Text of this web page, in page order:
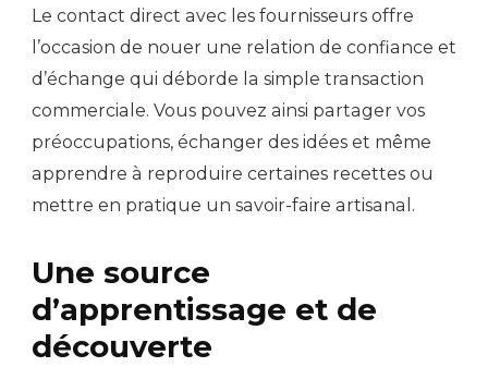
Le contact direct avec les fournisseurs offre
l’occasion de nouer une relation de confiance et
d’échange qui déborde la simple transaction
commerciale. Vous pouvez ainsi partager vos
préoccupations, échanger des idées et même
apprendre à reproduire certaines recettes ou
mettre en pratique un savoir-faire artisanal.
Une source
d’apprentissage et de
découverte